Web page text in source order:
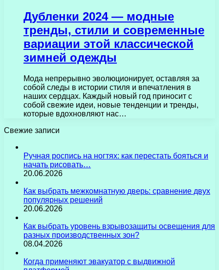
Дубленки 2024 — модные
тренды, стили и современные
вариации этой классической
зимней одежды
Мода непрерывно эволюционирует, оставляя за
собой следы в истории стиля и впечатления в
наших сердцах. Каждый новый год приносит с
собой свежие идеи, новые тенденции и тренды,
которые вдохновляют нас…
Свежие записи
Ручная роспись на ногтях: как перестать бояться и
начать рисовать…
20.06.2026
Как выбрать межкомнатную дверь: сравнение двух
популярных решений
20.06.2026
Как выбрать уровень взрывозащиты освещения для
разных производственных зон?
08.04.2026
Когда применяют эвакуатор с выдвижной